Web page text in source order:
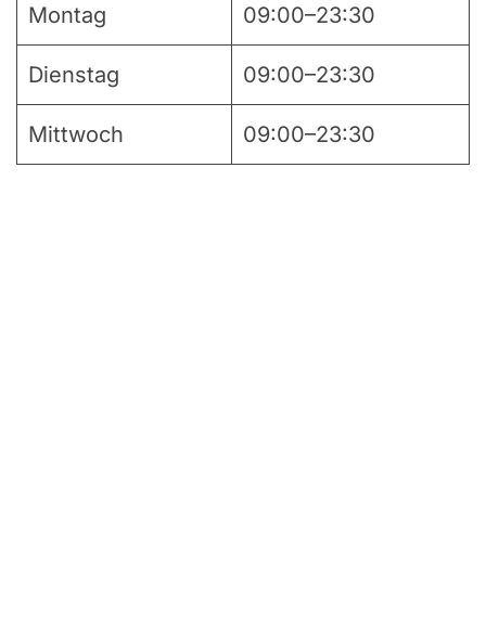
Montag 09:00–23:30
Dienstag 09:00–23:30
Mittwoch 09:00–23:30